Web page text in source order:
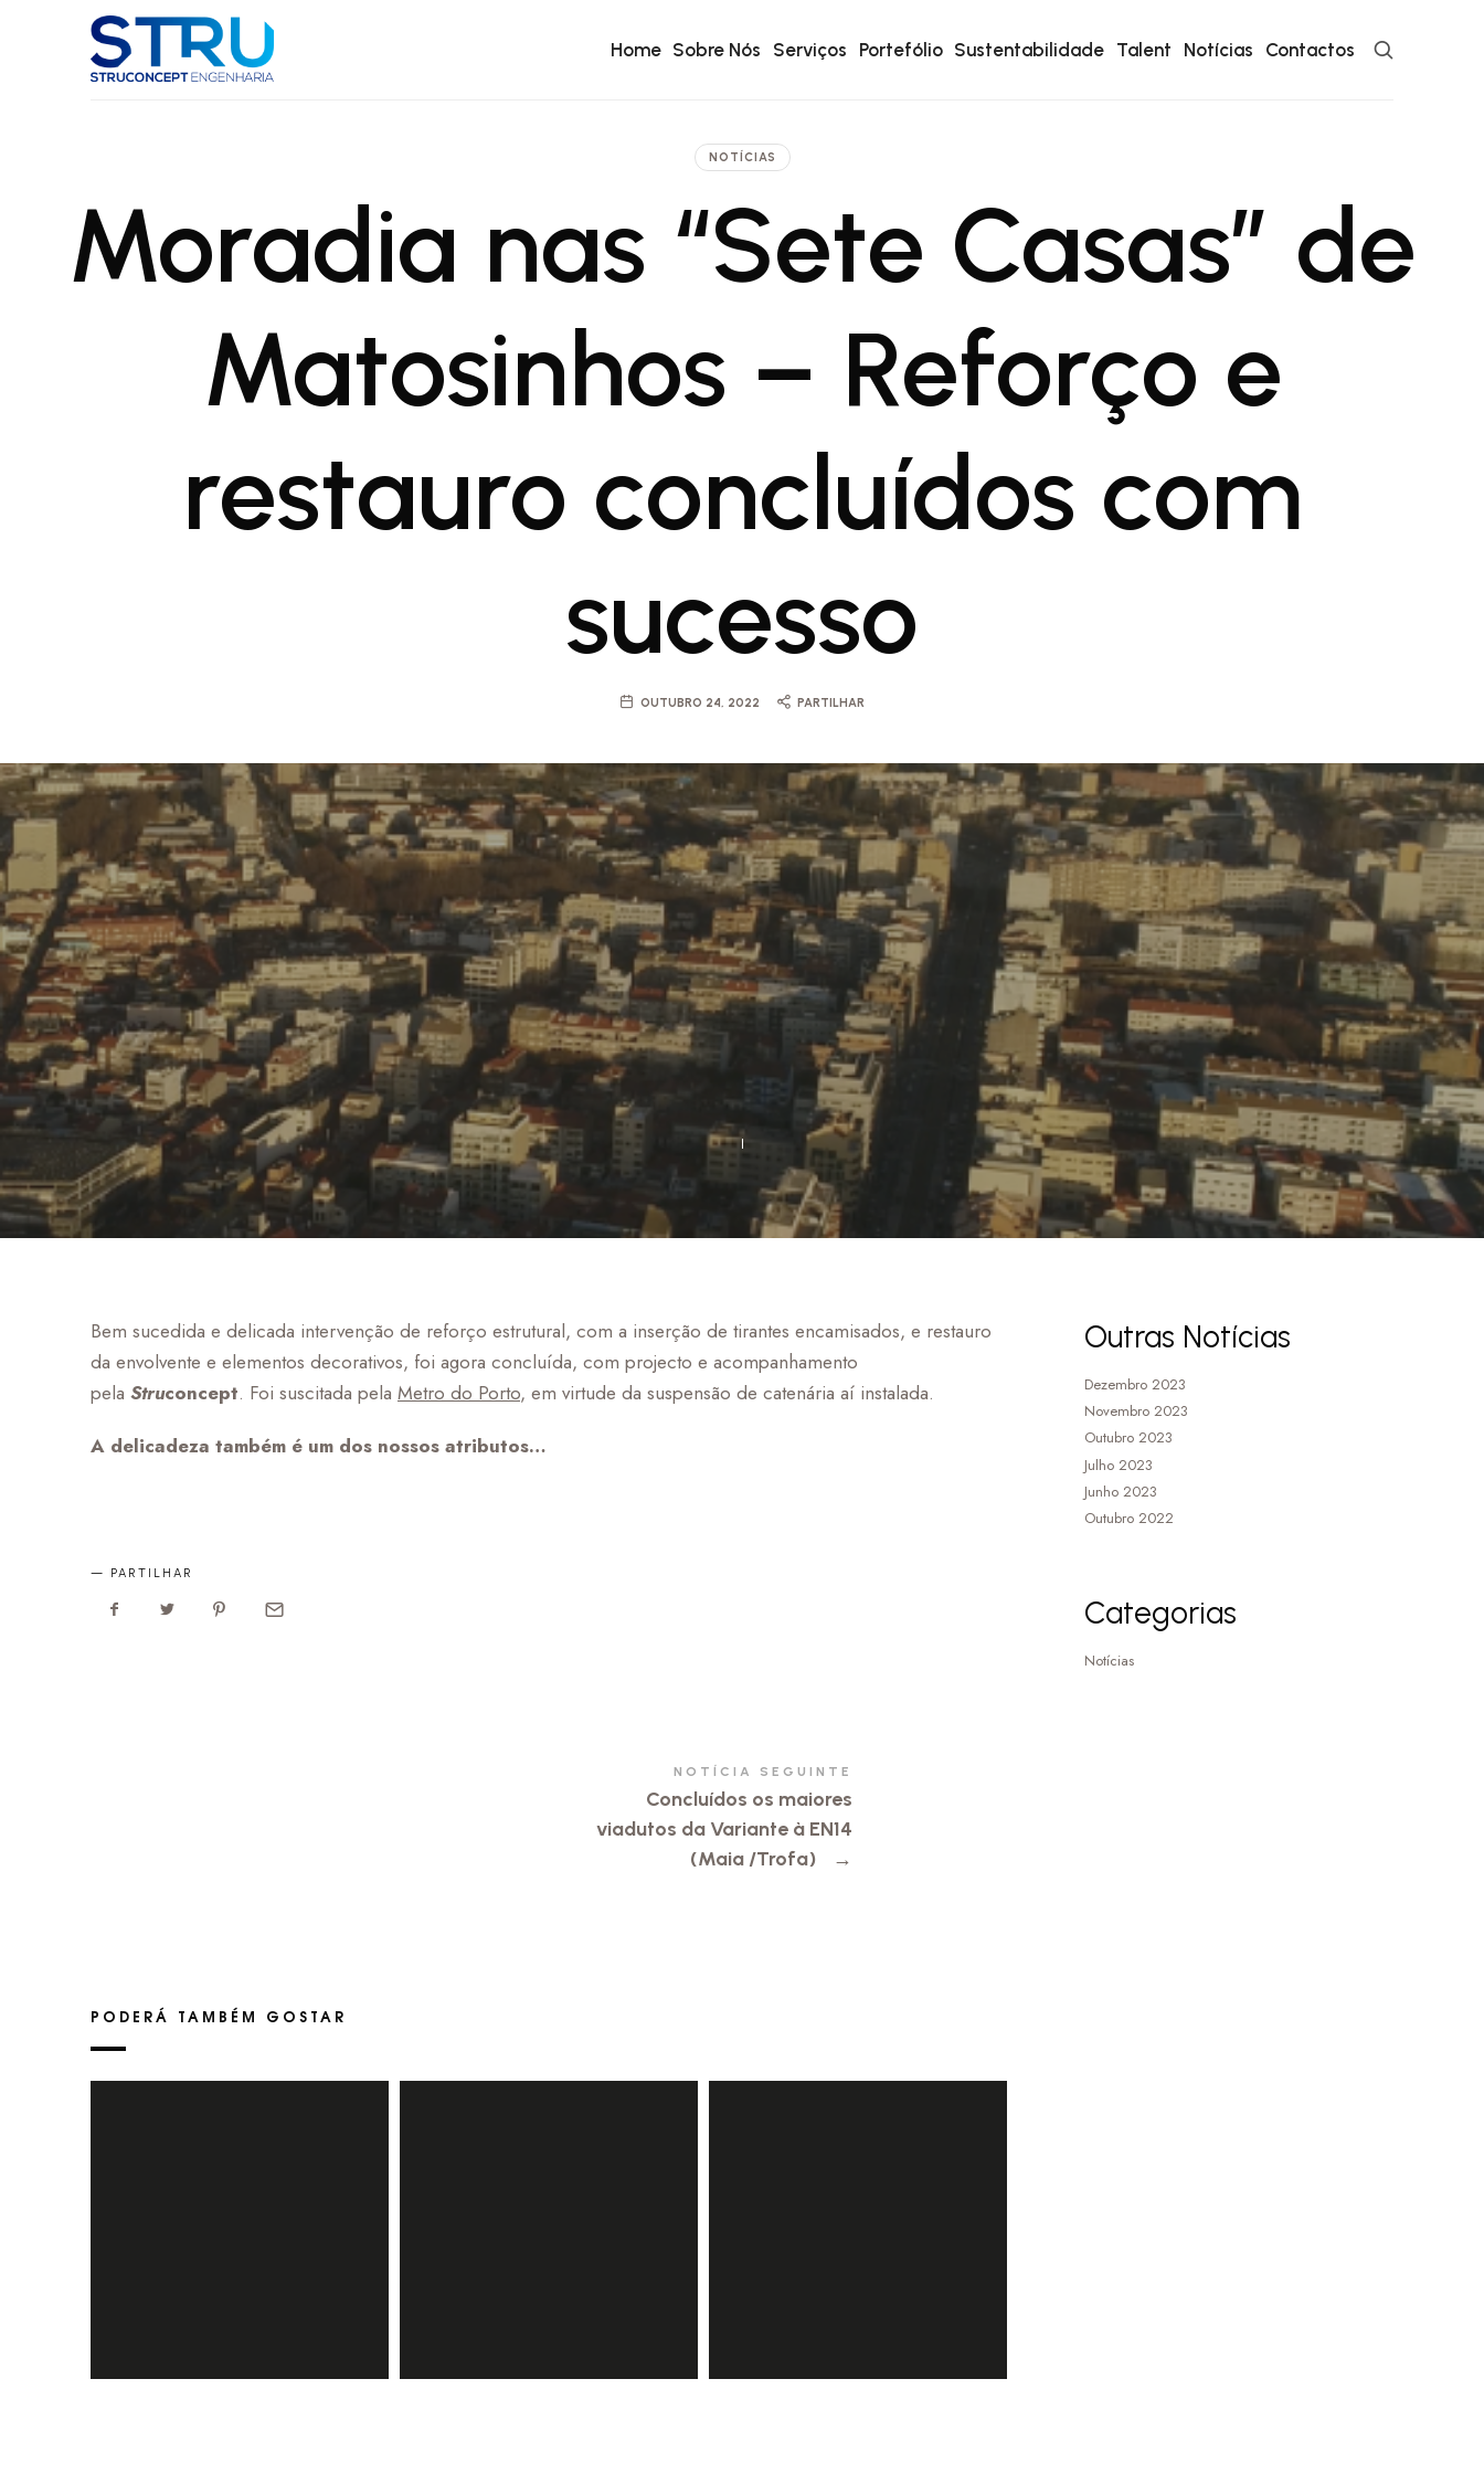
Struconcept Home Sobre Nós Serviços Portefólio Sustentabilidade Talent Notícias Contactos
NOTÍCIAS
Moradia nas “Sete Casas” de
Matosinhos – Reforço e
restauro concluídos com
sucesso
OUTUBRO 24, 2022 PARTILHAR
Bem sucedida e delicada intervenção de reforço estrutural, com a inserção de tirantes encamisados, e restauro
da envolvente e elementos decorativos, foi agora concluída, com projecto e acompanhamento
pela Struconcept. Foi suscitada pela Metro do Porto, em virtude da suspensão de catenária aí instalada.
A delicadeza também é um dos nossos atributos…
PARTILHAR
NOTÍCIA SEGUINTE
Concluídos os maiores
viadutos da Variante à EN14
(Maia /Trofa)
→
PODERÁ TAMBÉM GOSTAR
Outras Notícias
Dezembro 2023
Novembro 2023
Outubro 2023
Julho 2023
Junho 2023
Outubro 2022
Categorias
Notícias